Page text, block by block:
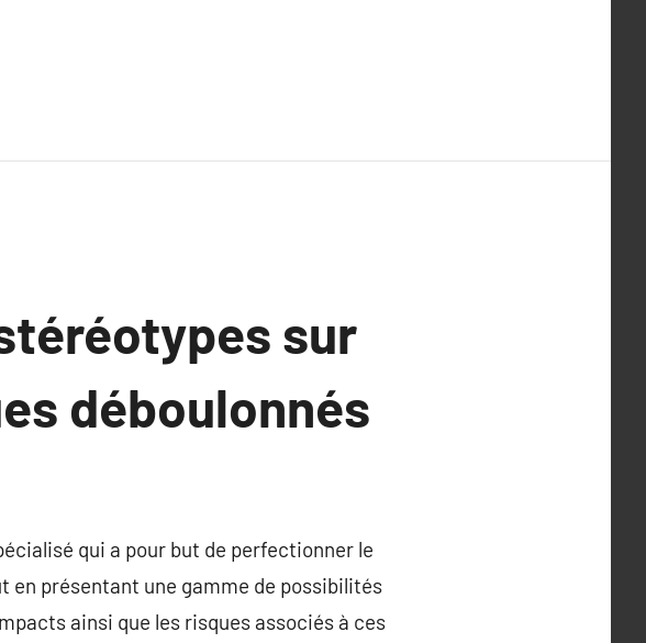
sur
déboulonnés
qui a pour but de perfectionner le
présentant une gamme de possibilités
ainsi que les risques associés à ces